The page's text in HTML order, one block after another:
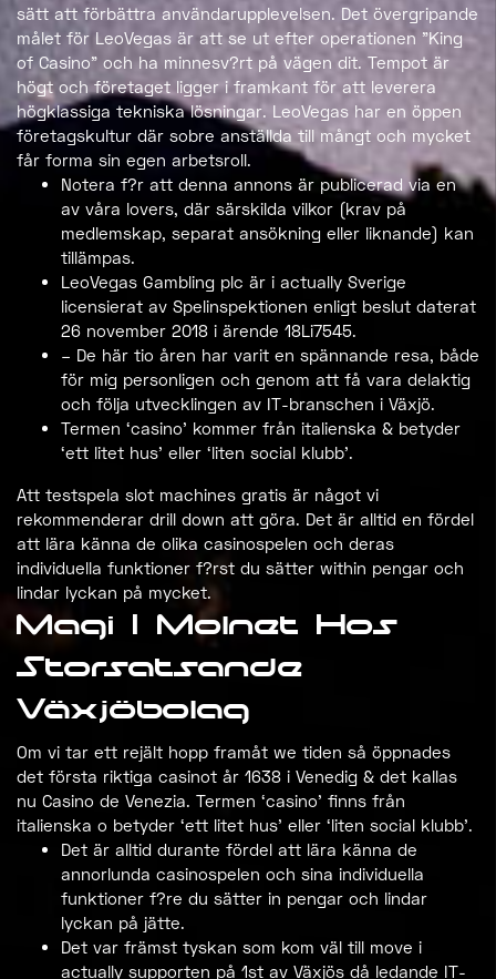
sätt att förbättra användarupplevelsen. Det övergripande
målet för LeoVegas är att se ut efter operationen ”King
of Casino” och ha minnesv?rt på vägen dit. Tempot är
högt och företaget ligger i framkant för att leverera
högklassiga tekniska lösningar. LeoVegas har en öppen
företagskultur där sobre anställda till mångt och mycket
får forma sin egen arbetsroll.
Notera f?r att denna annons är publicerad via en
av våra lovers, där särskilda vilkor (krav på
medlemskap, separat ansökning eller liknande) kan
tillämpas.
LeoVegas Gambling plc är i actually Sverige
licensierat av Spelinspektionen enligt beslut daterat
26 november 2018 i ärende 18Li7545.
– De här tio åren har varit en spännande resa, både
för mig personligen och genom att få vara delaktig
och följa utvecklingen av IT-branschen i Växjö.
Termen ‘casino’ kommer från italienska & betyder
‘ett litet hus’ eller ‘liten social klubb’.
Att testspela slot machines gratis är något vi
rekommenderar drill down att göra. Det är alltid en fördel
att lära känna de olika casinospelen och deras
individuella funktioner f?rst du sätter within pengar och
lindar lyckan på mycket.
Magi I Molnet Hos
Storsatsande
Växjöbolag
Om vi tar ett rejält hopp framåt we tiden så öppnades
det första riktiga casinot år 1638 i Venedig & det kallas
nu Casino de Venezia. Termen ‘casino’ finns från
italienska o betyder ‘ett litet hus’ eller ‘liten social klubb’.
Det är alltid durante fördel att lära känna de
annorlunda casinospelen och sina individuella
funktioner f?re du sätter in pengar och lindar
lyckan på jätte.
Det var främst tyskan som kom väl till move i
actually supporten på 1st av Växjös då ledande IT-